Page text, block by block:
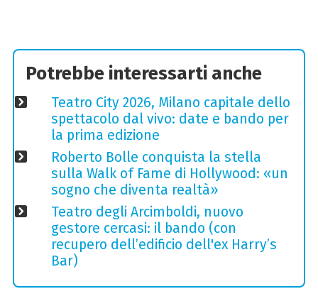
Potrebbe interessarti anche
Teatro City 2026, Milano capitale dello
spettacolo dal vivo: date e bando per
la prima edizione
Roberto Bolle conquista la stella
sulla Walk of Fame di Hollywood: «un
sogno che diventa realtà»
Teatro degli Arcimboldi, nuovo
gestore cercasi: il bando (con
recupero dell’edificio dell'ex Harry’s
Bar)